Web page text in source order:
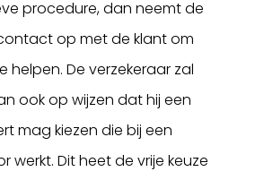
procedure, dan neemt de
op met de klant om
helpen. De verzekeraar zal
ook op wijzen dat hij een
mag kiezen die bij een
werkt. Dit heet de vrije keuze